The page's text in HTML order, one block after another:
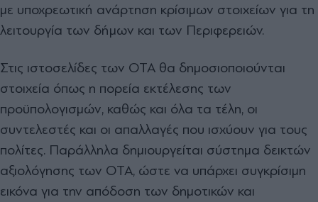
με υποχρεωτική ανάρτηση κρίσιμων στοιχείων για τη
λειτουργία των δήμων και των Περιφερειών.
Στις ιστοσελίδες των ΟΤΑ θα δημοσιοποιούνται
στοιχεία όπως η πορεία εκτέλεσης των
προϋπολογισμών, καθώς και όλα τα τέλη, οι
συντελεστές και οι απαλλαγές που ισχύουν για τους
πολίτες. Παράλληλα δημιουργείται σύστημα δεικτών
αξιολόγησης των ΟΤΑ, ώστε να υπάρχει συγκρίσιμη
εικόνα για την απόδοση των δημοτικών και